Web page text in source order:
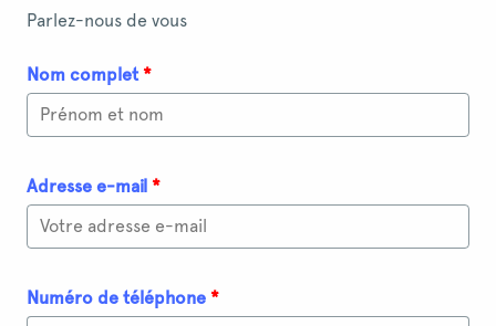
Parlez-nous de vous
Nom complet *
Adresse e-mail *
Numéro de téléphone *